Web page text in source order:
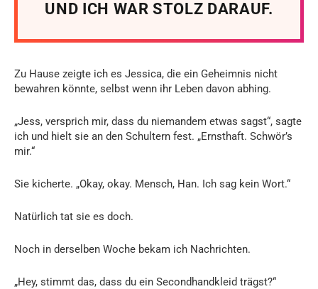
UND ICH WAR STOLZ DARAUF.
Zu Hause zeigte ich es Jessica, die ein Geheimnis nicht
bewahren könnte, selbst wenn ihr Leben davon abhing.
„Jess, versprich mir, dass du niemandem etwas sagst“, sagte
ich und hielt sie an den Schultern fest. „Ernsthaft. Schwör’s
mir.“
Sie kicherte. „Okay, okay. Mensch, Han. Ich sag kein Wort.“
Natürlich tat sie es doch.
Noch in derselben Woche bekam ich Nachrichten.
„Hey, stimmt das, dass du ein Secondhandkleid trägst?“